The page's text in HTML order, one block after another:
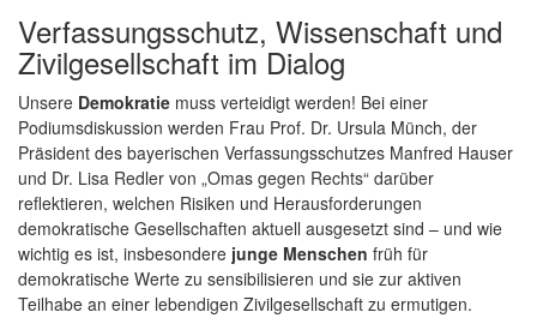
Verfassungsschutz, Wissenschaft und
Zivilgesellschaft im Dialog
Unsere Demokratie muss verteidigt werden! Bei einer
Podiumsdiskussion werden Frau Prof. Dr. Ursula Münch, der
Präsident des bayerischen Verfassungsschutzes Manfred Hauser
und Dr. Lisa Redler von „Omas gegen Rechts“ darüber
reflektieren, welchen Risiken und Herausforderungen
demokratische Gesellschaften aktuell ausgesetzt sind – und wie
wichtig es ist, insbesondere junge Menschen früh für
demokratische Werte zu sensibilisieren und sie zur aktiven
Teilhabe an einer lebendigen Zivilgesellschaft zu ermutigen.